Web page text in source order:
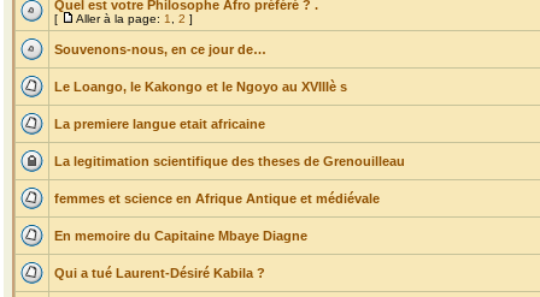
Quel est votre Philosophe Afro préféré ? .
[ Aller à la page: 1 2 ]
Souvenons-nous, en ce jour de…
Le Loango, le Kakongo et le Ngoyo au XVIIIè s
La premiere langue etait africaine
La legitimation scientifique des theses de Grenouilleau
femmes et science en Afrique Antique et médiévale
En memoire du Capitaine Mbaye Diagne
Qui a tué Laurent-Désiré Kabila ?